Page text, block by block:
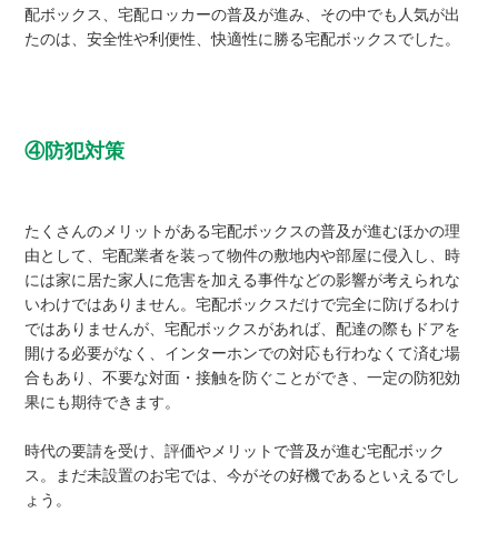
配ボックス、宅配ロッカーの普及が進み、その中でも人気が出
たのは、安全性や利便性、快適性に勝る宅配ボックスでした。
④防犯対策
たくさんのメリットがある宅配ボックスの普及が進むほかの理
由として、宅配業者を装って物件の敷地内や部屋に侵入し、時
には家に居た家人に危害を加える事件などの影響が考えられな
いわけではありません。宅配ボックスだけで完全に防げるわけ
ではありませんが、宅配ボックスがあれば、配達の際もドアを
開ける必要がなく、インターホンでの対応も行わなくて済む場
合もあり、不要な対面・接触を防ぐことができ、一定の防犯効
果にも期待できます。
時代の要請を受け、評価やメリットで普及が進む宅配ボック
ス。まだ未設置のお宅では、今がその好機であるといえるでし
ょう。